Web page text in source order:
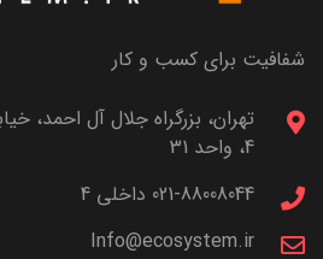
شفافیت برای کسب و کار
4، واحد 31
021-88008044 داخلی 4
Info@ecosystem.ir